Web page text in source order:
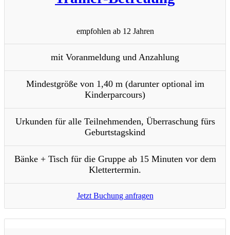
empfohlen ab 12 Jahren
mit Voranmeldung und Anzahlung
Mindestgröße von 1,40 m (darunter optional im
Kinderparcours)
Urkunden für alle Teilnehmenden, Überraschung fürs
Geburtstagskind
Bänke + Tisch für die Gruppe ab 15 Minuten vor dem
Klettertermin.
Jetzt Buchung anfragen